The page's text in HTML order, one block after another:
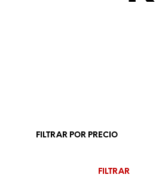
FILTRAR POR PRECIO
FILTRAR